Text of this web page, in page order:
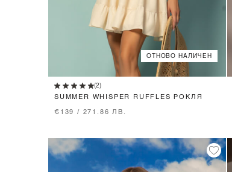
ОТНОВО НАЛИЧЕН
XS M
(2)
SUMMER WHISPER RUFFLES РОКЛЯ
€139 / 271.86 ЛВ.